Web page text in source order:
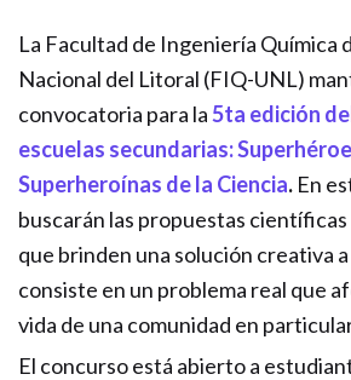
La Facultad de Ingeniería Química
Nacional del Litoral (FIQ-UNL)
convocatoria para la5ta edición
escuelas secundarias:
Superheroínas de la Ciencia. En
buscarán las propuestas
que brinden una solución creativa
consiste en un problema real que
vida de una comunidad en
El concurso está abierto a